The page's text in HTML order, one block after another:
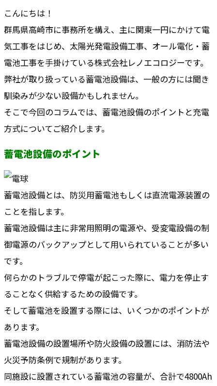
こんにちは！
群馬県高崎市に事務所を構え、主に関東一円にかけて電
気工事をはじめ、太陽光発電設備工事、オール電化・蓄
電池工事を手掛けている株式会社レノエコロジーです。
弊社が取り扱っている蓄電池設備は、一般の方には聞き
馴染みが少ない設備かもしれません。
そこで今回のコラムでは、蓄電池設備のポイントと充電
方式についてご紹介します。
蓄電池設備のポイント
蓄電池設備とは、防災用蓄電池もしくは直流電源装置の
ことを指します。
蓄電池設備は主に非常用照明の電源や、受変電設備の制
御電源のバックアップとして用いられていることが多い
です。
何らかのトラブルで停電が起こった際に、電力を停止す
ることなく供給するための設備です。
そして蓄電池を設置する際には、いくつかのポイントが
あります。
蓄電池設備の設置場所や防火設備の設置には、消防法や
火災予防条例で規制があります。
同施設に設置されている蓄電池の容量が、合計で4800Ah